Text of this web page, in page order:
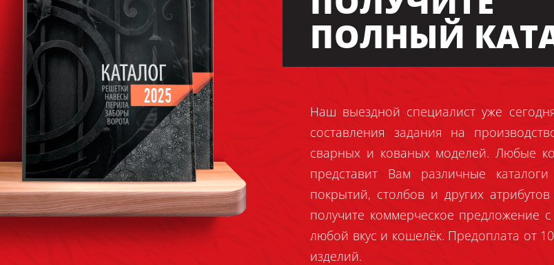
ПОЛНЫЙ
Наш выездной специалист уже
составления задания на
сварных и кованых моделей. Любые
представит Вам различные
покрытий, столбов и других
получите коммерческое предложение
любой вкус и кошелёк. Предоплата от
изделий.